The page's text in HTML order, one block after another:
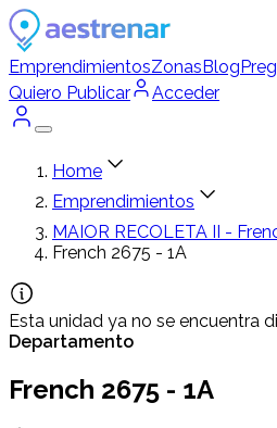
EmprendimientosZonasBlog
Quiero Publicar
Acceder
Home
Emprendimientos
MAIOR RECOLETA II -
French 2675 - 1A
Esta unidad ya no se encuentra
Departamento
French 2675 - 1A